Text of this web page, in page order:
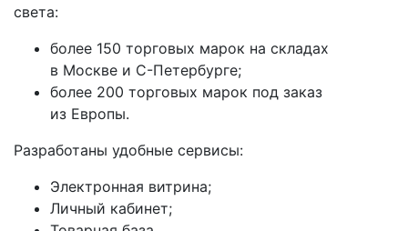
света:
более 150 торговых марок на складах
в Москве и С-Петербурге;
более 200 торговых марок под заказ
из Европы.
Разработаны удобные сервисы:
Электронная витрина;
Личный кабинет;